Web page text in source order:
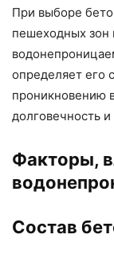
При выборе
пешеходных зон
определяет его
проникновению
долговечность
Факторы,
Состав